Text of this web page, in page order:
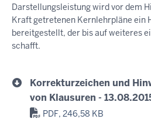
Darstellungsleistung wird vor dem
Kraft getretenen Kernlehrpläne ein
bereitgestellt, der bis auf weiteres
schafft.
Korrekturzeichen und
von Klausuren -
PDF, 246,58 KB